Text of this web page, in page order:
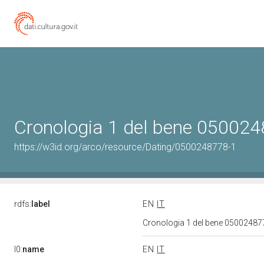
Cronologia 1 del bene
https://w3id.org/arco/resource/Dating/0500248778-1
rdfs: label EN
IT
Cronologia 1 del bene
l0:name EN
IT